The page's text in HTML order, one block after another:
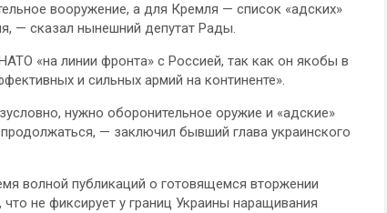
вооружение, а для Кремля — список «адских»
— сказал нынешний депутат Рады.
«на линии фронта» с Россией, так как он якобы в
и сильных армий на континенте».
нужно оборонительное оружие и «адские»
— заключил бывший глава украинского
волной публикаций о готовящемся вторжении
не фиксирует у границ Украины наращивания